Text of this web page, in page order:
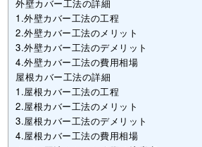
外壁カバー工法の詳細
1.外壁カバー工法の工程
2.外壁カバー工法のメリット
3.外壁カバー工法のデメリット
4.外壁カバー工法の費用相場
屋根カバー工法の詳細
1.屋根カバー工法の工程
2.屋根カバー工法のメリット
3.屋根カバー工法のデメリット
4.屋根カバー工法の費用相場